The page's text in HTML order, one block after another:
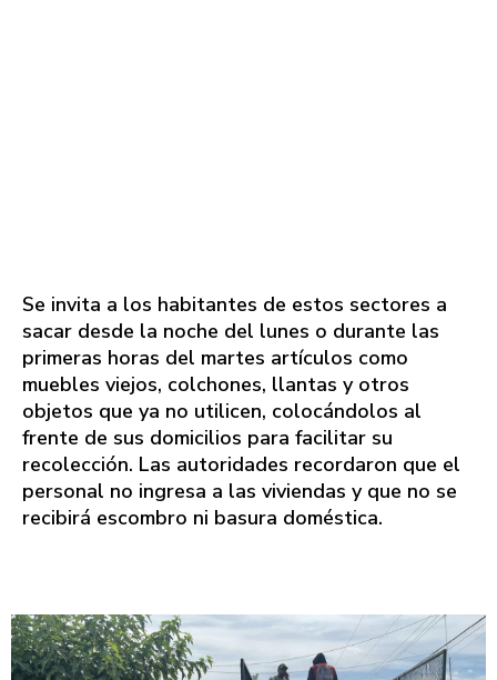
Se invita a los habitantes de estos sectores a
sacar desde la noche del lunes o durante las
primeras horas del martes artículos como
muebles viejos, colchones, llantas y otros
objetos que ya no utilicen, colocándolos al
frente de sus domicilios para facilitar su
recolección. Las autoridades recordaron que el
personal no ingresa a las viviendas y que no se
recibirá escombro ni basura doméstica.